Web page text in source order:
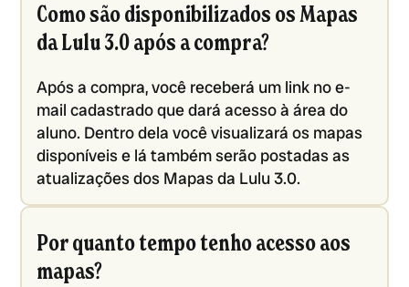
Como são disponibilizados os Mapas
da Lulu 3.0 após a compra?
Após a compra, você receberá um link no e-
mail cadastrado que dará acesso à área do
aluno. Dentro dela você visualizará os mapas
disponíveis e lá também serão postadas as
atualizações dos Mapas da Lulu 3.0.
Por quanto tempo tenho acesso aos
mapas?